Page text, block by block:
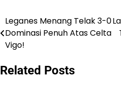
Post
navigation
​Leganes Menang Telak 3-0
Dominasi Penuh Atas Celta
Vigo!​
Related Posts